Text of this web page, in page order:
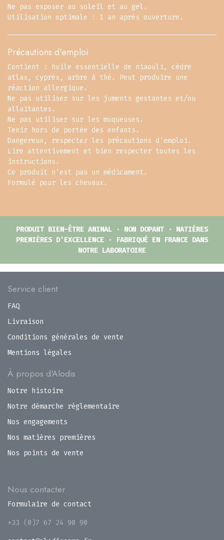
Ne pas exposer au soleil et au gel.
Utilisation optimale : 1 an après ouverture.
Précautions d'emploi
Contient : huile essentielle de niaouli, cèdre
atlas, cyprès, arbre à thé. Peut produire une
réaction allergique.
Ne pas utiliser sur les juments gestantes et/ou
allaitantes.
Ne pas utiliser sur les muqueuses.
Tenir hors de portée des enfants.
Dangereux, respectez les précautions d'emploi.
Lire attentivement et bien respecter toutes les
instructions.
Ce produit n'est pas un médicament.
Formulé pour les chevaux.
PRODUIT BIEN-ÊTRE ANIMAL · NON DOPANT · MATIÈRES
PREMIÈRES D'EXCELLENCE · FABRIQUÉ EN FRANCE DANS
NOTRE LABORATOIRE
Service client
FAQ
Livraison
Conditions générales de vente
Mentions légales
À propos d'Alodis
Notre histoire
Notre démarche réglementaire
Nos engagements
Nos matières premières
Nos points de vente
Nous contacter
Formulaire de contact
+33 (0)7 67 24 90 90